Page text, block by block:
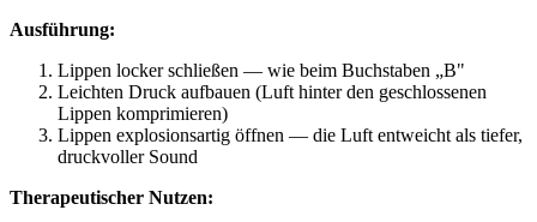
Ausführung:
Lippen locker schließen — wie beim Buchstaben „B"
Leichten Druck aufbauen (Luft hinter den geschlossenen
Lippen komprimieren)
Lippen explosionsartig öffnen — die Luft entweicht als tiefer,
druckvoller Sound
Therapeutischer Nutzen: